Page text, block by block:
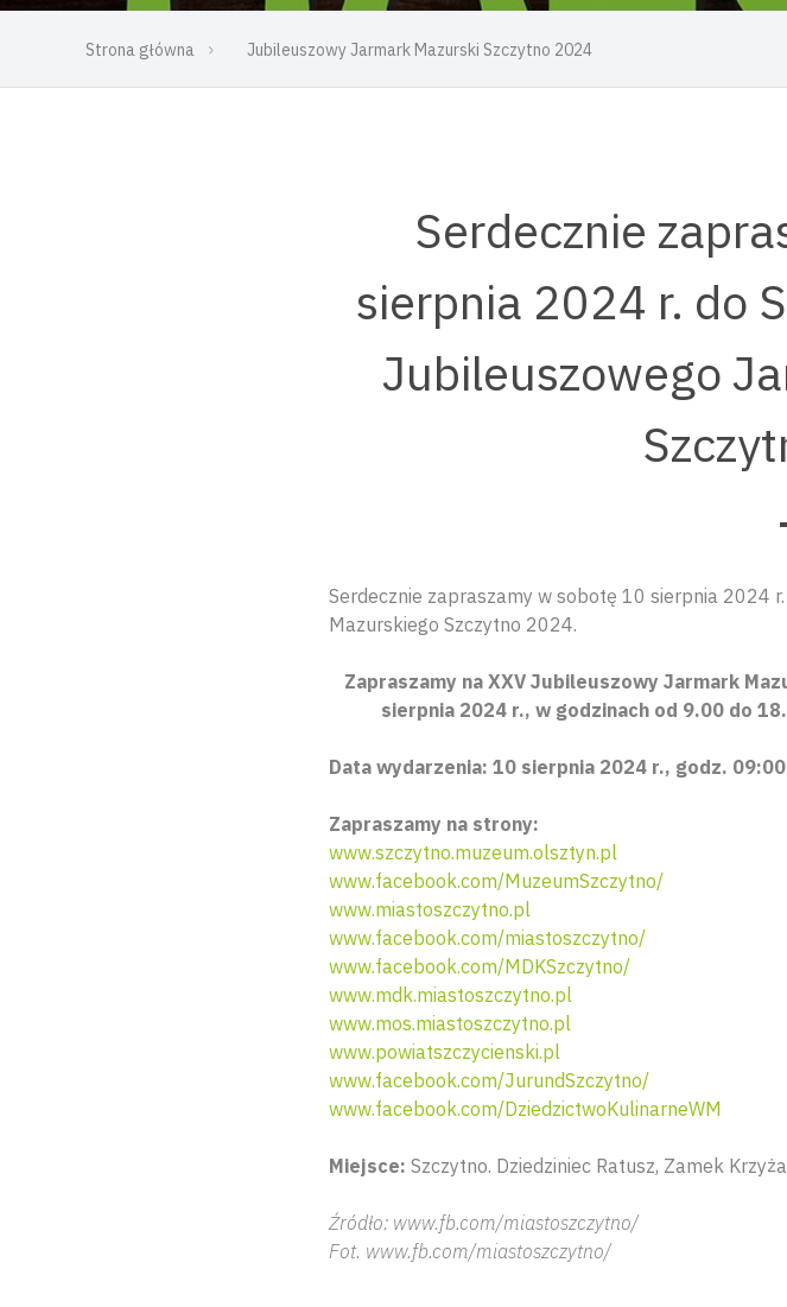
Strona główna Jubileuszowy Jarmark Mazurski Szczytno 2024
Serdecznie
sierpnia 2024 r. do
Jubileuszowego
Serdecznie zapraszamy w sobotę 10 sierpnia 2024
Mazurskiego Szczytno 2024.
Zapraszamy na XXV Jubileuszowy Jarmark
sierpnia 2024 r., w godzinach od 9.00 do
Data wydarzenia: 10 sierpnia 2024 r., godz.
Zapraszamy na strony:
www.szczytno.muzeum.olsztyn.pl
www.facebook.com/MuzeumSzczytno/
www.miastoszczytno.pl
www.facebook.com/miastoszczytno/
www.facebook.com/MDKSzczytno/
www.mdk.miastoszczytno.pl
www.mos.miastoszczytno.pl
www.powiatszczycienski.pl
www.facebook.com/JurundSzczytno/
www.facebook.com/DziedzictwoKulinarneWM
Miejsce: Szczytno. Dziedziniec Ratusz, Zamek
Źródło: www.fb.com/miastoszczytno/
Fot. www.fb.com/miastoszczytno/